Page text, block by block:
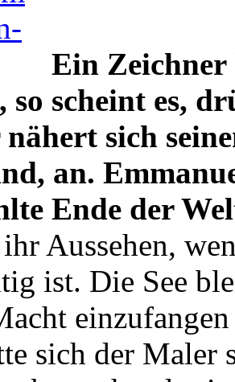
Ein Zeichner
so scheint es,
sich
an.
Ende der
Aussehen,
ist. Die See
sich der Maler